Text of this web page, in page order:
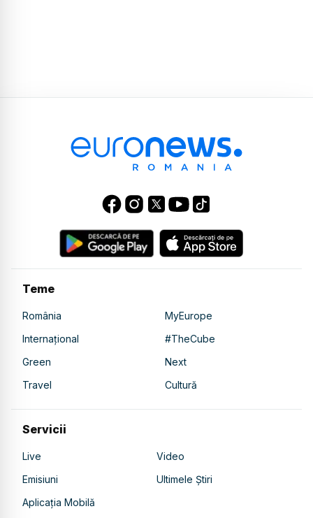
Teme
România
MyEurope
Internațional
#TheCube
Green
Next
Travel
Cultură
Servicii
Live
Video
Emisiuni
Ultimele Știri
Aplicația Mobilă